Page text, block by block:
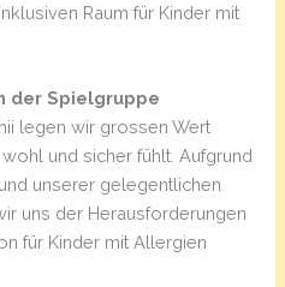
Raum für Kinder mit
der Spielgruppe
legen wir grossen Wert
und sicher fühlt. Aufgrund
unserer gelegentlichen
uns der Herausforderungen
für Kinder mit Allergien